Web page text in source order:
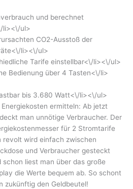
und berechnet
li><\/ul>
CO2-Ausstoß der
li><\/ul>
Tarife einstellbar<\/li><\/ul>
Bedienung über 4 Tasten<\/li>
bis 3.680 Watt<\/li><\/ul>
Energiekosten ermitteln: Ab jetzt
man unnötige Verbraucher. Der
für 2 Stromtarife
revolt wird einfach zwischen
und Verbraucher gesteckt
schon liest man über das große
die Werte bequem ab. So schont
zukünftig den Geldbeutel!